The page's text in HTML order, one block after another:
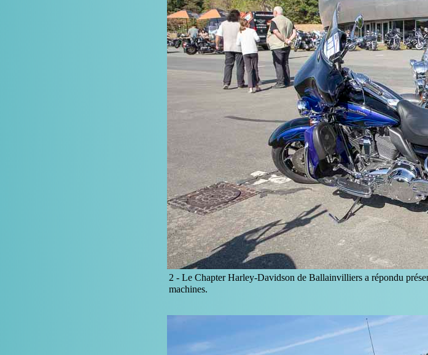
2 -Le Chapter Harley-Davidson de Ballainvilliers a répondu
machines.